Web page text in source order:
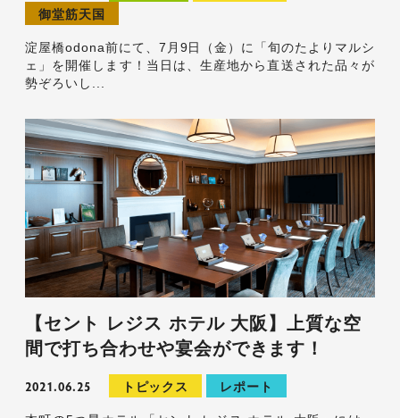
御堂筋天国
淀屋橋odona前にて、7月9日（金）に「旬のたよりマルシ
ェ」を開催します！当日は、生産地から直送された品々が
勢ぞろいし...
【セント レジス ホテル 大阪】上質な空
間で打ち合わせや宴会ができます！
2021.06.25 トピックス レポート